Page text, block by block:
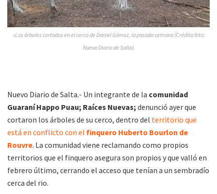
»Los árboles cortados en el cerco de Daniel Gómez, la pasada semana (Crédito foto:
Nuevo Diario de Salta)
Nuevo Diario de Salta.- Un integrante de la comunidad
Guaraní Happo Puau; Raíces Nuevas; denunció ayer que
cortaron los árboles de su cerco, dentro del territorio que
está en conflicto con el finquero Huberto Bourlon de
Rouvre. La comunidad viene reclamando como propios
territorios que el finquero asegura son propios y que valló en
febrero último, cerrando el acceso que tenían a un sembradío
cerca del rio.